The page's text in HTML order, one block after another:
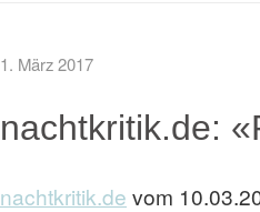
1. März 2017
nachtkritik.de:
nachtkritik.de vom